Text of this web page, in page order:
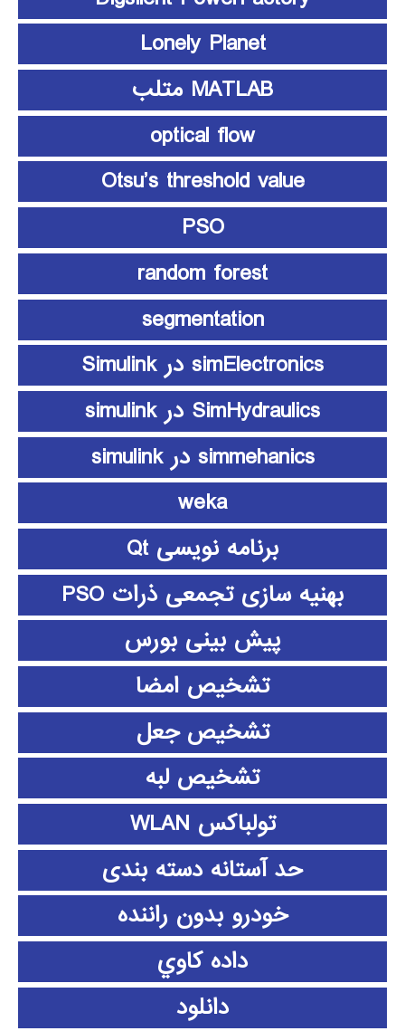
Lonely Planet
MATLAB متلب
optical flow
Otsu’s threshold value
PSO
random forest
segmentation
simElectronics در Simulink
SimHydraulics در simulink
simmehanics در simulink
weka
برنامه نویسی Qt
بهنیه سازی تجمعی ذرات PSO
پیش بینی بورس
تشخیص امضا
تشخیص جعل
تشخیص لبه
تولباکس WLAN
حد آستانه دسته بندی
خودرو بدون راننده
داده كاوي
دانلود